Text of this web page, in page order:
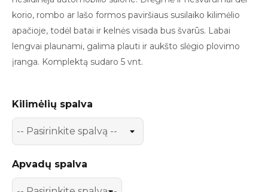
korio, rombo ar lašo formos paviršiaus susilaiko kilimėlio
apačioje, todėl batai ir kelnės visada bus švarūs. Labai
lengvai plaunami, galima plauti ir aukšto slėgio plovimo
įranga. Komplektą sudaro 5 vnt.
Kilimėlių spalva
Apvadų spalva